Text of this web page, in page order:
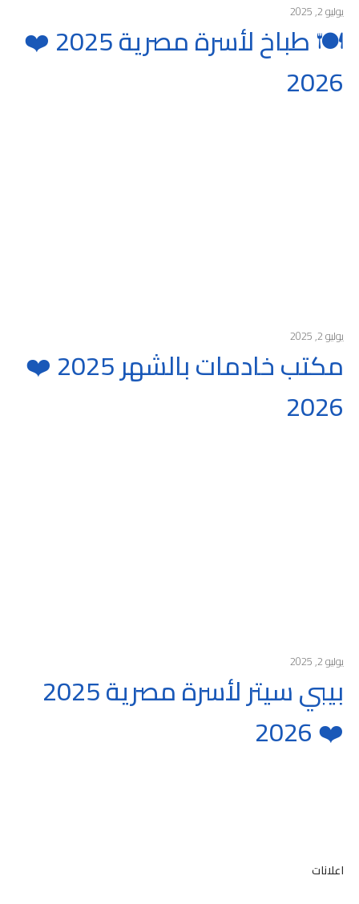
يوليو 2, 2025
🍽️ طباخ لأسرة مصرية 2025 ❤️
2026
يوليو 2, 2025
مكتب خادمات بالشهر 2025 ❤️
2026
يوليو 2, 2025
بيبي سيتر لأسرة مصرية 2025
❤️ 2026
اعلانات